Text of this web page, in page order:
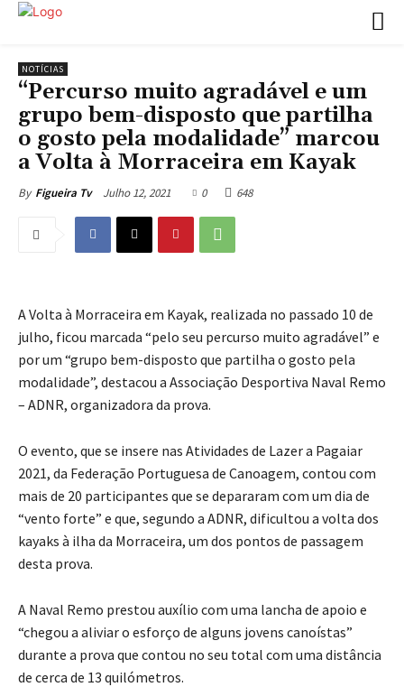
NOTÍCIAS
“Percurso muito agradável e um
grupo bem-disposto que partilha
o gosto pela modalidade” marcou
a Volta à Morraceira em Kayak
By Figueira Tv Julho 12, 2021 0 648
A Volta à Morraceira em Kayak, realizada no passado 10 de
julho, ficou marcada “pelo seu percurso muito agradável” e
por um “grupo bem-disposto que partilha o gosto pela
modalidade”, destacou a Associação Desportiva Naval Remo
– ADNR, organizadora da prova.
O evento, que se insere nas Atividades de Lazer a Pagaiar
2021, da Federação Portuguesa de Canoagem, contou com
mais de 20 participantes que se depararam com um dia de
“vento forte” e que, segundo a ADNR, dificultou a volta dos
kayaks à ilha da Morraceira, um dos pontos de passagem
desta prova.
A Naval Remo prestou auxílio com uma lancha de apoio e
“chegou a aliviar o esforço de alguns jovens canoístas”
durante a prova que contou no seu total com uma distância
de cerca de 13 quilómetros.